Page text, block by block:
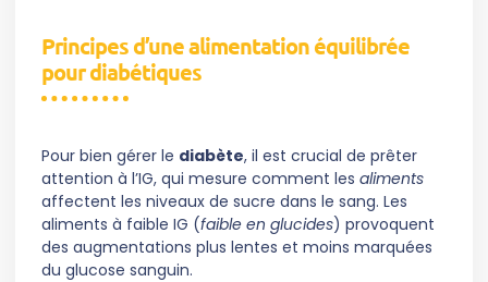
Principes d’une alimentation équilibrée
pour diabétiques
Pour bien gérer le diabète, il est crucial de prêter
attention à l’IG, qui mesure comment les aliments
affectent les niveaux de sucre dans le sang. Les
aliments à faible IG (faible en glucides) provoquent
des augmentations plus lentes et moins marquées
du glucose sanguin.